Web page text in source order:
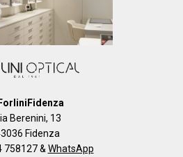
Berenini, 13
Fidenza
758127& WhatsApp